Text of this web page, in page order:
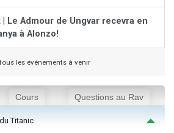
Le Admour de Ungvar recevra en
à Alonzo!
les événements à venir
Cours Questions au Rav
Titanic